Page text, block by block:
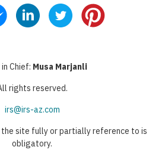
Chief: Musa Marjanli
rights reserved.
irs@irs-az.com
site fully or partially reference to is
obligatory.